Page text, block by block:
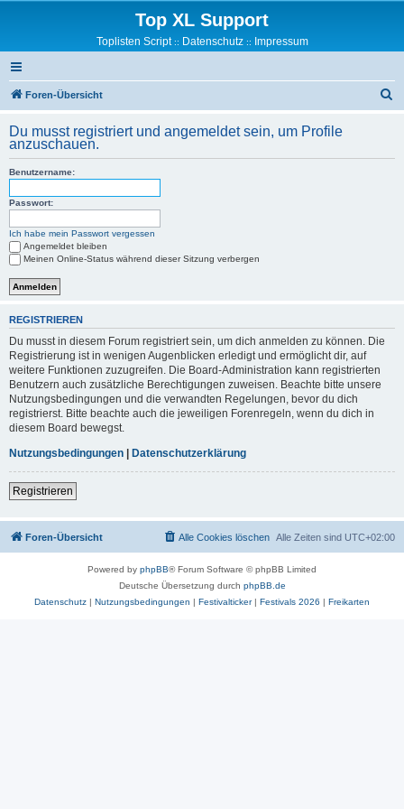
Top XL Support
Toplisten Script:: Datenschutz:: Impressum
Foren-Übersicht
h
Du musst registriert und angemeldet sein, um Profile
anzuschauen.
Benutzername:
Passwort:
Ich habe mein Passwort vergessen
Angemeldet bleiben
Meinen Online-Status während dieser Sitzung verbergen
REGISTRIEREN
Du musst in diesem Forum registriert sein, um dich anmelden zu können. Die
Registrierung ist in wenigen Augenblicken erledigt und ermöglicht dir, auf
weitere Funktionen zuzugreifen. Die Board-Administration kann registrierten
Benutzern auch zusätzliche Berechtigungen zuweisen. Beachte bitte unsere
Nutzungsbedingungen und die verwandten Regelungen, bevor du dich
registrierst. Bitte beachte auch die jeweiligen Forenregeln, wenn du dich in
diesem Board bewegst.
Nutzungsbedingungen | Datenschutzerklärung
Registrieren
Foren-Übersicht Alle Zeiten sind UTC+02:00
Alle Cookies löschen
Powered by phpBB® Forum Software © phpBB Limited
Deutsche Übersetzung durch phpBB.de
Datenschutz | Nutzungsbedingungen | Festivalticker| Festivals 2026 | Freikarten